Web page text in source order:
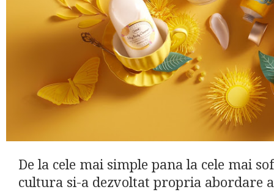
De la cele mai simple pana la cele mai
cultura si-a dezvoltat propria abordare